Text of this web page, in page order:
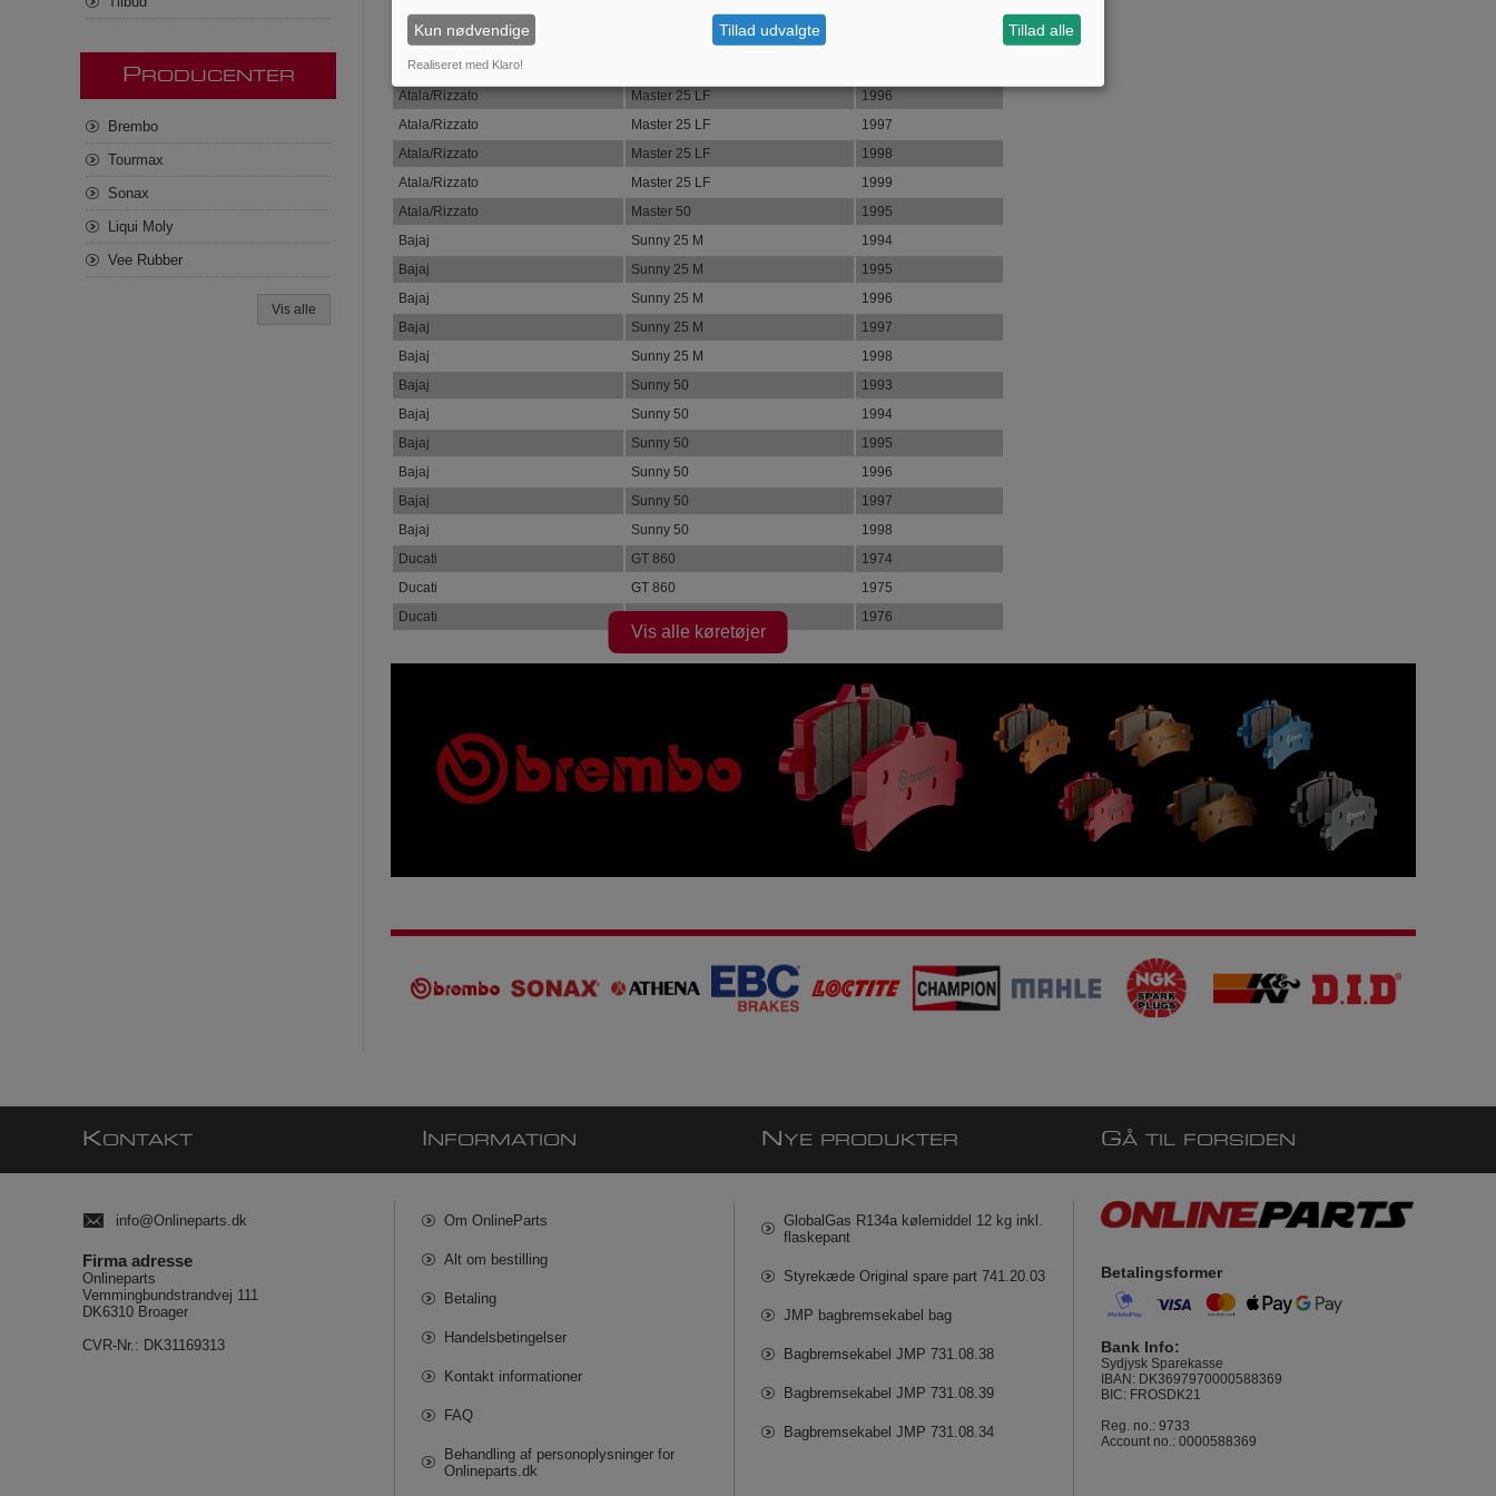
Denne reservedel passer på følgende køretøjer / modeller:
Mærke
Atala/Rizzato
Atala/Rizzato
Master 25 LF
1996
Atala/Rizzato
Master 25 LF
1997
Atala/Rizzato
Master 25 LF
1998
Atala/Rizzato
Master 25 LF
1999
Atala/Rizzato
Master 50
1995
Bajaj
Sunny 25 M
1994
Bajaj
Sunny 25 M
1995
Bajaj
Sunny 25 M
1996
Bajaj
Sunny 25 M
1997
Bajaj
Sunny 25 M
1998
Bajaj
Sunny 50
1993
Bajaj
Sunny 50
1994
Bajaj
Sunny 50
1995
Bajaj
Sunny 50
1996
Bajaj
Sunny 50
1997
Bajaj
Sunny 50
1998
Ducati
GT 860
1974
Ducati
GT 860
1975
Ducati
1976
Vis alle køretøjer
P RODUCENTER
Brembo
Tourmax
Sonax
Liqui Moly
Vee Rubber
Vis alle
KONTAKT
info@Onlineparts.dk
Firma adresse
Onlineparts
Vemmingbundstrandvej 111
DK6310 Broager
CVR-Nr.: DK31169313
NFORMATION
Om OnlineParts
Alt om bestilling
Betaling
Handelsbetingelser
Kontakt informationer
FAQ
Behandling af personoplysninger for
Onlineparts.dk
N YE PRODUKTER
GlobalGas R134a kølemiddel 12 kg inkl.
flaskepant
Styrekæde Original spare part 741.20.03
JMP bagbremsekabel bag
Bagbremsekabel JMP 731.08.38
Bagbremsekabel JMP 731.08.39
Bagbremsekabel JMP 731.08.34
GÅ TIL FORSIDEN
Betalingsformer
Bank Info:
Sydjysk Sparekasse
IBAN: DK3697970000588369
BIC: FROSDK21
Reg. no.: 9733
Account no.: 0000588369
Kun nødvendige Tillad udvalgte Tillad alle
Realiseret med Klaro!